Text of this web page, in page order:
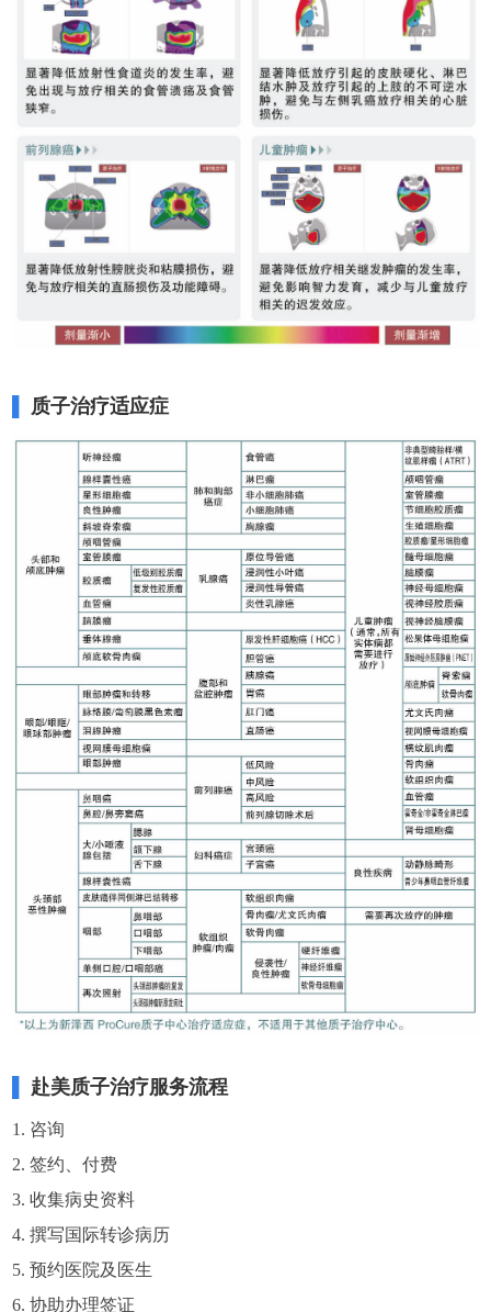
质子治疗适应症
赴美质子治疗服务流程
1. 咨询
2. 签约、付费
3. 收集病史资料
4. 撰写国际转诊病历
5. 预约医院及医生
6. 协助办理签证